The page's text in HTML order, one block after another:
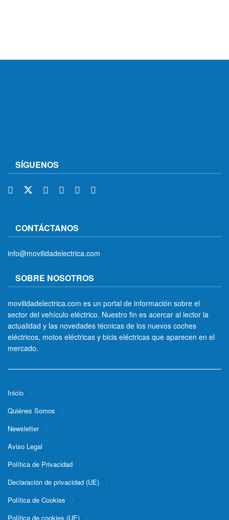
SÍGUENOS
CONTÁCTANOS
info@movilidadelectrica.com
SOBRE NOSOTROS
movilidadelectrica.com es un portal de información sobre el
sector del vehículo eléctrico. Nuestro fin es acercar al lector la
actualidad y las novedades técnicas de los nuevos coches
eléctricos, motos eléctricas y bicis eléctricas que aparecen en el
mercado.
Inicio
Quiénes Somos
Newsletter
Aviso Legal
Política de Privacidad
Declaración de privacidad (UE)
Política de Cookies
Política de cookies (UE)